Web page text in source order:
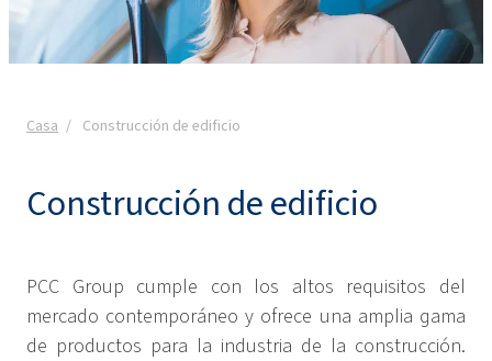
Casa Construcción de edificio
Construcción de edificio
PCC Group cumple con los altos requisitos del
mercado contemporáneo y ofrece una amplia gama
de productos para la industria de la construcción.